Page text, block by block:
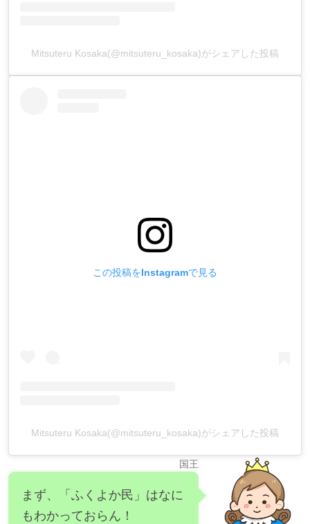
Mitsuteru Kosaka(@mitsuteru_kosaka)がシェアした投稿
この投稿をInstagramで見る
Mitsuteru Kosaka(@mitsuteru_kosaka)がシェアした投稿
国王
まず、「ふくよか民」はなに
もわかっておらん！